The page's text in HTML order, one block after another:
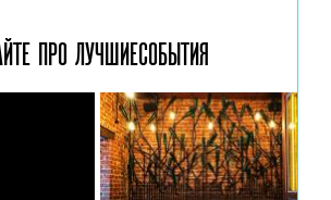
ПРО ЛУЧШИЕСОБЫТИЯ